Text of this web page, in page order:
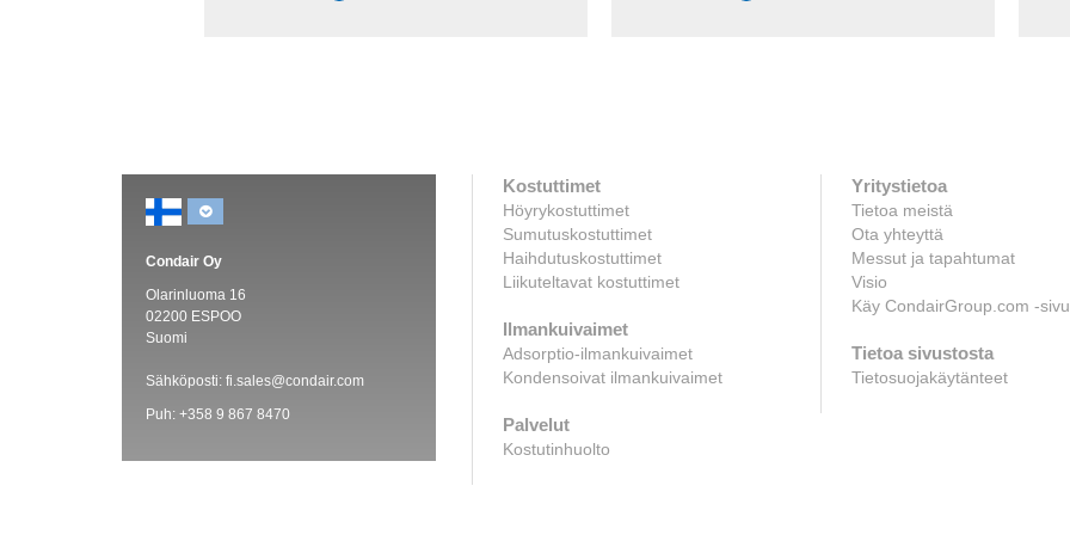
Condair Oy
Olarinluoma 16
02200 ESPOO
Suomi
Sähköposti: fi.sales@condair.com
Puh: +358 9 867 8470
Kostuttimet
Höyrykostuttimet
Sumutuskostuttimet
Haihdutuskostuttimet
Liikuteltavat kostuttimet
Ilmankuivaimet
Adsorptio-ilmankuivaimet
Kondensoivat ilmankuivaimet
Palvelut
Kostutinhuolto
Yritystietoa
Tietoa meistä
Ota yhteyttä
Messut ja tapahtumat
Visio
Käy CondairGroup.com -
Tietoa sivustosta
Tietosuojakäytänteet